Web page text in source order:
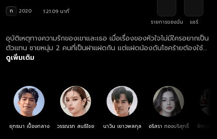
ท 2020
1:21:09 นาที
รายการของฉัน
แชร์
อุบัติเหตุทางความรักของเขาและเธอ เมื่อเรื่องของหัวใจไม่มีใครอยากเป็น
ตัวแทน ชายหนุ่ม 2 คนที่เป็นฝาแฝดกัน แต่แฝดน้องดันโชคร้ายต้องใช้
ชีวิตด้วยความทุกข์ทรมานไปตลอดชีวิต แฝดพี่เลยต้องปลอมตัวเป็น
ความรักขึ้น
ดูเพิ่มเติม
ยุทธนา เปื้องกลาง วรรณรท สนธิไชย นาวิน เยาวพลกุล อริสรา ทองบริสุทธิ์ พิศาล อั